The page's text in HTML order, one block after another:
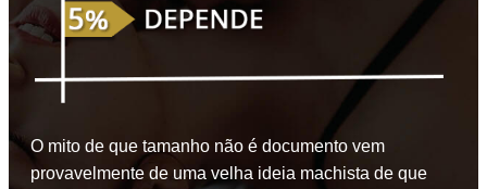
O mito de que tamanho não é documento vem
provavelmente de uma velha ideia machista de que